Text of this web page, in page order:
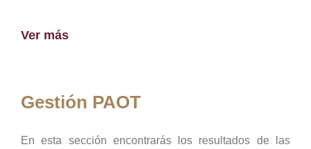
Ver más
Gestión PAOT
En esta sección encontrarás los resultados de las